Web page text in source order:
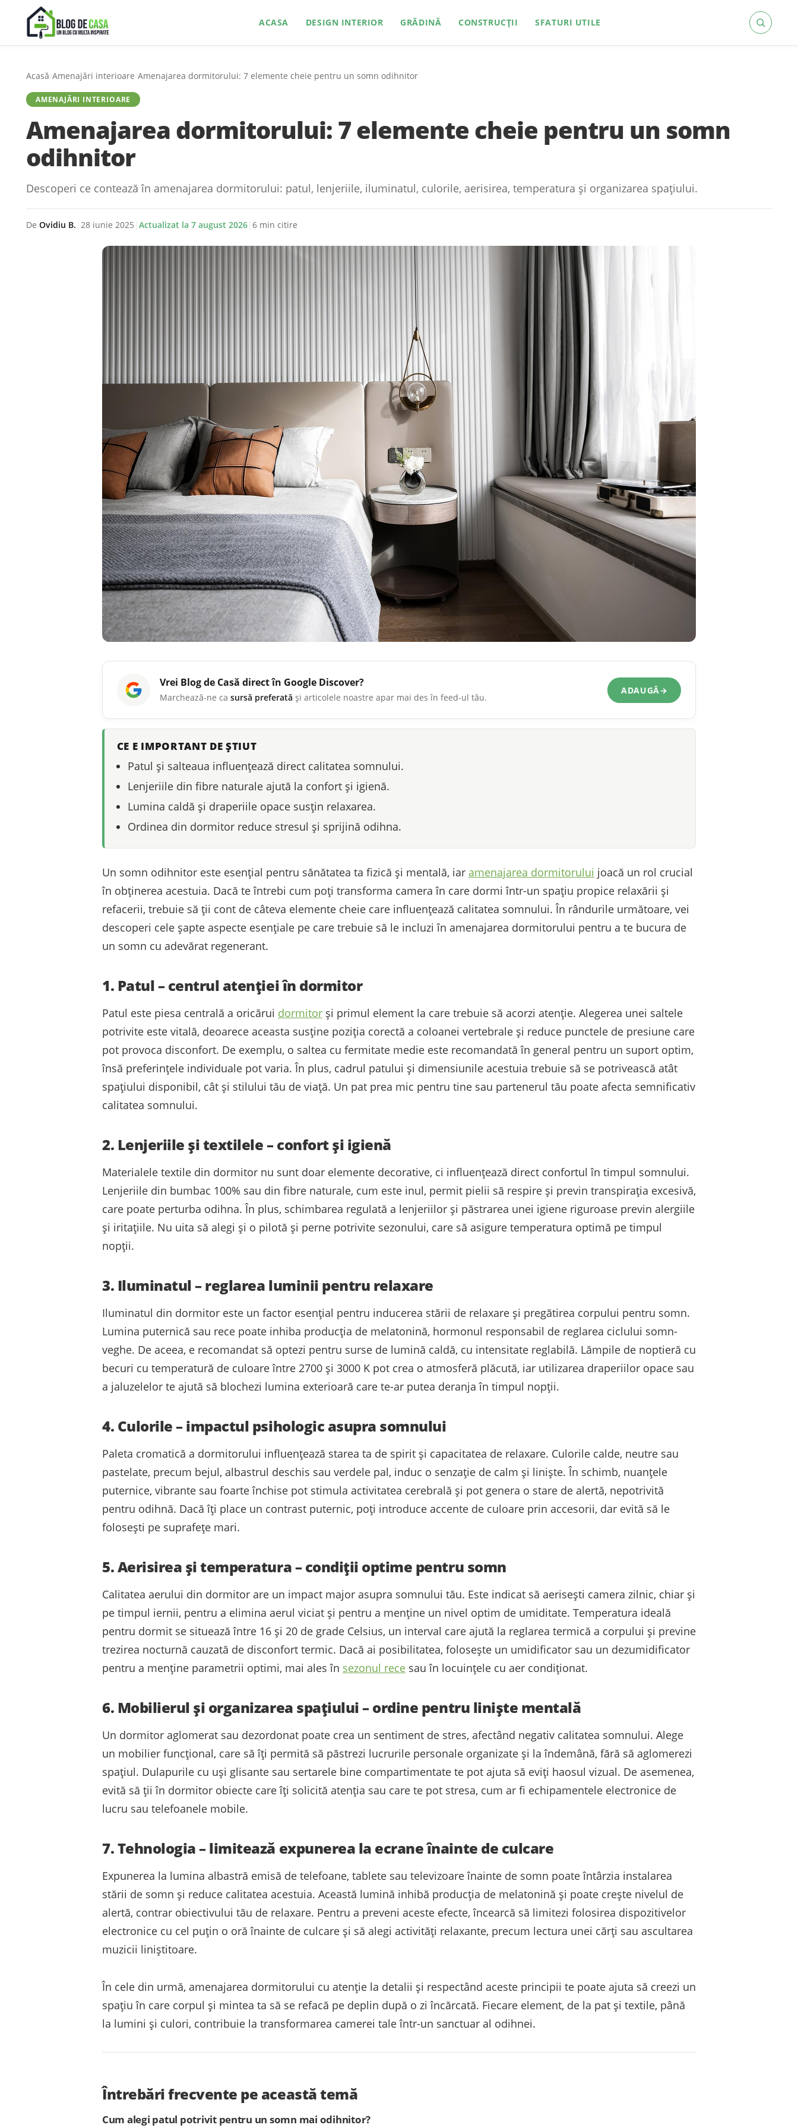
ACASA DESIGN INTERIOR GRĂDINĂ CONSTRUCȚII SFATURI UTILE
Acasă/Amenajări interioare/Amenajarea dormitorului: 7 elemente cheie pentru un somn odihnitor
AMENAJĂRI INTERIOARE
Amenajarea dormitorului: 7 elemente cheie pentru un somn
odihnitor
Descoperi ce contează în amenajarea dormitorului: patul, lenjeriile, iluminatul, culorile, aerisirea, temperatura și organizarea spațiului.
De Ovidiu B. 28 iunie 2025 Actualizat la 7 august 2026 6 min citire
Vrei Blog de Casă direct în Google Discover?
Marchează-ne ca sursă preferată și articolele noastre apar mai des în feed-ul tău.
ADAUGĂ→
CE E IMPORTANT DE ȘTIUT
Patul și salteaua influențează direct calitatea somnului.
Lenjeriile din fibre naturale ajută la confort și igienă.
Lumina caldă și draperiile opace susțin relaxarea.
Ordinea din dormitor reduce stresul și sprijină odihna.
Un somn odihnitor este esențial pentru sănătatea ta fizică și mentală, iar amenajarea dormitorului joacă un rol crucial
în obținerea acestuia. Dacă te întrebi cum poți transforma camera în care dormi într-un spațiu propice relaxării și
refacerii, trebuie să ții cont de câteva elemente cheie care influențează calitatea somnului. În rândurile următoare, vei
descoperi cele șapte aspecte esențiale pe care trebuie să le incluzi în amenajarea dormitorului pentru a te bucura de
un somn cu adevărat regenerant.
1. Patul – centrul atenției în dormitor
Patul este piesa centrală a oricărui dormitor și primul element la care trebuie să acorzi atenție. Alegerea unei saltele
potrivite este vitală, deoarece aceasta susține poziția corectă a coloanei vertebrale și reduce punctele de presiune care
pot provoca disconfort. De exemplu, o saltea cu fermitate medie este recomandată în general pentru un suport optim,
însă preferințele individuale pot varia. În plus, cadrul patului și dimensiunile acestuia trebuie să se potrivească atât
spațiului disponibil, cât și stilului tău de viață. Un pat prea mic pentru tine sau partenerul tău poate afecta semnificativ
calitatea somnului.
2. Lenjeriile și textilele – confort și igienă
Materialele textile din dormitor nu sunt doar elemente decorative, ci influențează direct confortul în timpul somnului.
Lenjeriile din bumbac 100% sau din fibre naturale, cum este inul, permit pielii să respire și previn transpirația excesivă,
care poate perturba odihna. În plus, schimbarea regulată a lenjeriilor și păstrarea unei igiene riguroase previn alergiile
și iritațiile. Nu uita să alegi și o pilotă și perne potrivite sezonului, care să asigure temperatura optimă pe timpul
nopții.
3. Iluminatul – reglarea luminii pentru relaxare
Iluminatul din dormitor este un factor esențial pentru inducerea stării de relaxare și pregătirea corpului pentru somn.
Lumina puternică sau rece poate inhiba producția de melatonină, hormonul responsabil de reglarea ciclului somn-
veghe. De aceea, e recomandat să optezi pentru surse de lumină caldă, cu intensitate reglabilă. Lămpile de noptieră cu
becuri cu temperatură de culoare între 2700 și 3000 K pot crea o atmosferă plăcută, iar utilizarea draperiilor opace sau
a jaluzelelor te ajută să blochezi lumina exterioară care te-ar putea deranja în timpul nopții.
4. Culorile – impactul psihologic asupra somnului
Paleta cromatică a dormitorului influențează starea ta de spirit și capacitatea de relaxare. Culorile calde, neutre sau
pastelate, precum bejul, albastrul deschis sau verdele pal, induc o senzație de calm și liniște. În schimb, nuanțele
puternice, vibrante sau foarte închise pot stimula activitatea cerebrală și pot genera o stare de alertă, nepotrivită
pentru odihnă. Dacă îți place un contrast puternic, poți introduce accente de culoare prin accesorii, dar evită să le
folosești pe suprafețe mari.
5. Aerisirea și temperatura – condiții optime pentru somn
Calitatea aerului din dormitor are un impact major asupra somnului tău. Este indicat să aerisești camera zilnic, chiar și
pe timpul iernii, pentru a elimina aerul viciat și pentru a menține un nivel optim de umiditate. Temperatura ideală
pentru dormit se situează între 16 și 20 de grade Celsius, un interval care ajută la reglarea termică a corpului și previne
trezirea nocturnă cauzată de disconfort termic. Dacă ai posibilitatea, folosește un umidificator sau un dezumidificator
pentru a menține parametrii optimi, mai ales în sezonul rece sau în locuințele cu aer condiționat.
6. Mobilierul și organizarea spațiului – ordine pentru liniște mentală
Un dormitor aglomerat sau dezordonat poate crea un sentiment de stres, afectând negativ calitatea somnului. Alege
un mobilier funcțional, care să îți permită să păstrezi lucrurile personale organizate și la îndemână, fără să aglomerezi
spațiul. Dulapurile cu uși glisante sau sertarele bine compartimentate te pot ajuta să eviți haosul vizual. De asemenea,
evită să ții în dormitor obiecte care îți solicită atenția sau care te pot stresa, cum ar fi echipamentele electronice de
lucru sau telefoanele mobile.
7. Tehnologia – limitează expunerea la ecrane înainte de culcare
Expunerea la lumina albastră emisă de telefoane, tablete sau televizoare înainte de somn poate întârzia instalarea
stării de somn și reduce calitatea acestuia. Această lumină inhibă producția de melatonină și poate crește nivelul de
alertă, contrar obiectivului tău de relaxare. Pentru a preveni aceste efecte, încearcă să limitezi folosirea dispozitivelor
electronice cu cel puțin o oră înainte de culcare și să alegi activități relaxante, precum lectura unei cărți sau ascultarea
muzicii liniștitoare.
În cele din urmă, amenajarea dormitorului cu atenție la detalii și respectând aceste principii te poate ajuta să creezi un
spațiu în care corpul și mintea ta să se refacă pe deplin după o zi încărcată. Fiecare element, de la pat și textile, până
la lumini și culori, contribuie la transformarea camerei tale într-un sanctuar al odihnei.
Întrebări frecvente pe această temă
Cum alegi patul potrivit pentru un somn mai odihnitor?